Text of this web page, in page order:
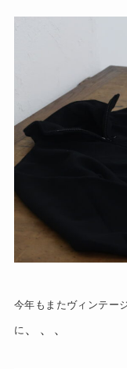
今年もまたヴィンテー
に 、、、